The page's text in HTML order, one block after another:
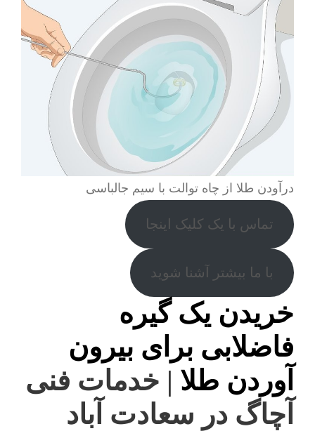
درآودن طلا از چاه توالت با سیم جالباسی
تماس با یک کلیک اینجا
با ما بیشتر آشنا شوید
خریدن یک گیره
فاضلابی برای بیرون
آوردن طلا | خدمات فنی
آچاگ در سعادت آباد